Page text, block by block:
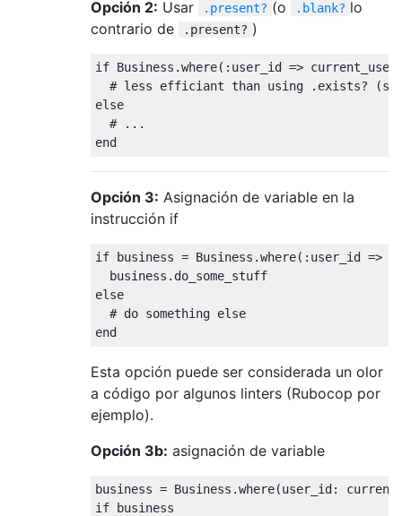
Opción 2: Usar .present? (o .blank? lo
contrario de
.present? )
if Business.where( :user_id =>
# less efficiant than using .exists?
else
# ...
end
Opción 3: Asignación de variable en la
instrucción if
if business = Business.where( :user_id =>
else
# do something else
end
Esta opción puede ser considerada un olor
a código por algunos linters (Rubocop por
ejemplo).
Opción 3b: asignación de variable
business = Business.where(user_id:
if business